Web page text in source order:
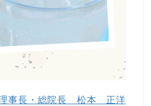
事長・総院長 松本 正洋